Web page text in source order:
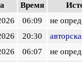
Время
06:09
не
20:30
06:07
не